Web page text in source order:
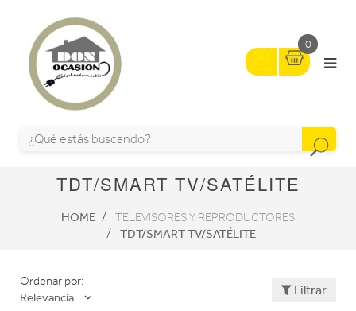
0
TDT/SMART TV/SATÉLITE
HOME TELEVISORES Y REPRODUCTORES
TDT/SMART TV/SATÉLITE
Ordenar por:
Relevancia
Filtrar